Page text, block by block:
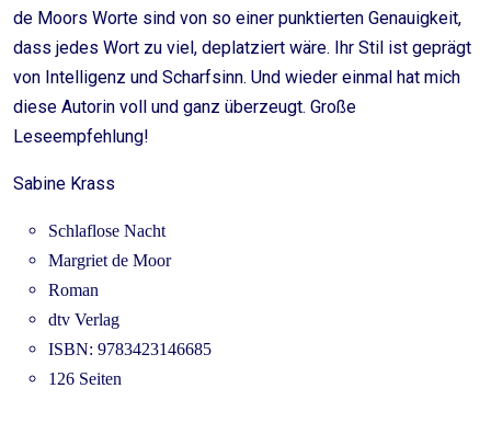
de Moors Worte sind von so einer punktierten Genauigkeit,
dass jedes Wort zu viel, deplatziert wäre. Ihr Stil ist geprägt
von Intelligenz und Scharfsinn. Und wieder einmal hat mich
diese Autorin voll und ganz überzeugt. Große
Leseempfehlung!
Sabine Krass
Schlaflose Nacht
Margriet de Moor
Roman
dtv Verlag
ISBN: 9783423146685
126 Seiten